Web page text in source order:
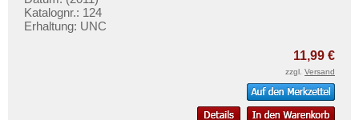
Katalognr.: 124
Erhaltung: UNC
11,99 €
zzgl. Versand